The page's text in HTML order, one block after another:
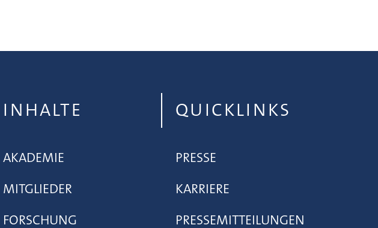
INHALTE
AKADEMIE
MITGLIEDER
FORSCHUNG
QUICKLINKS
PRESSE
KARRIERE
PRESSEMITTEILUNGEN